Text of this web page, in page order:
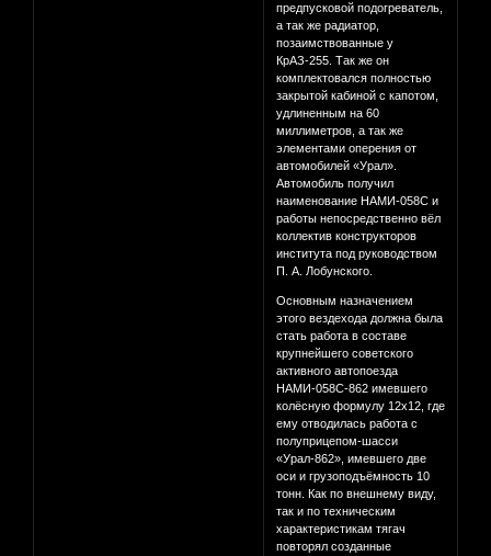
предпусковой подогреватель,
а так же радиатор,
позаимствованные у
КрАЗ-255. Так же он
комплектовался полностью
закрытой кабиной с капотом,
удлиненным на 60
миллиметров, а так же
элементами оперения от
автомобилей «Урал».
Автомобиль получил
наименование НАМИ-058С и
работы непосредственно вёл
коллектив конструкторов
института под руководством
П. А. Лобунского.
Основным назначением
этого вездехода должна была
стать работа в составе
крупнейшего советского
активного автопоезда
НАМИ-058С-862 имевшего
колёсную формулу 12х12, где
ему отводилась работа с
полуприцепом-шасси
«Урал-862», имевшего две
оси и грузоподъёмность 10
тонн. Как по внешнему виду,
так и по техническим
характеристикам тягач
повторял созданные